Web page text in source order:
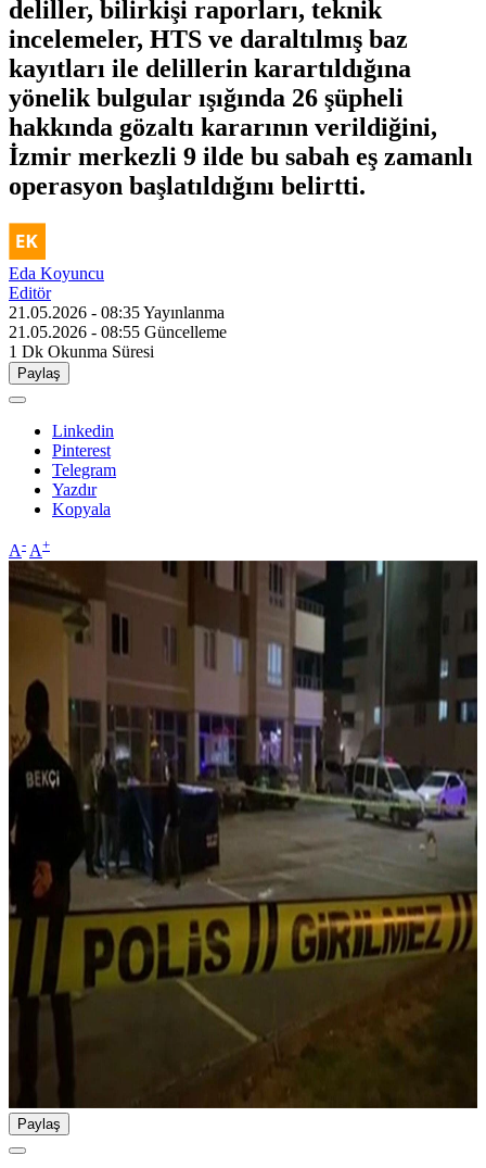
deliller, bilirkişi raporları, teknik
incelemeler, HTS ve daraltılmış baz
kayıtları ile delillerin karartıldığına
yönelik bulgular ışığında 26 şüpheli
hakkında gözaltı kararının verildiğini,
İzmir merkezli 9 ilde bu sabah eş zamanlı
operasyon başlatıldığını belirtti.
Eda Koyuncu
Editör
21.05.2026 - 08:35Yayınlanma
21.05.2026 - 08:55 Güncelleme
1 Dk Okunma Süresi
Paylaş
Linkedin
Pinterest
Telegram
Yazdır
Kopyala
A- A+
Paylaş